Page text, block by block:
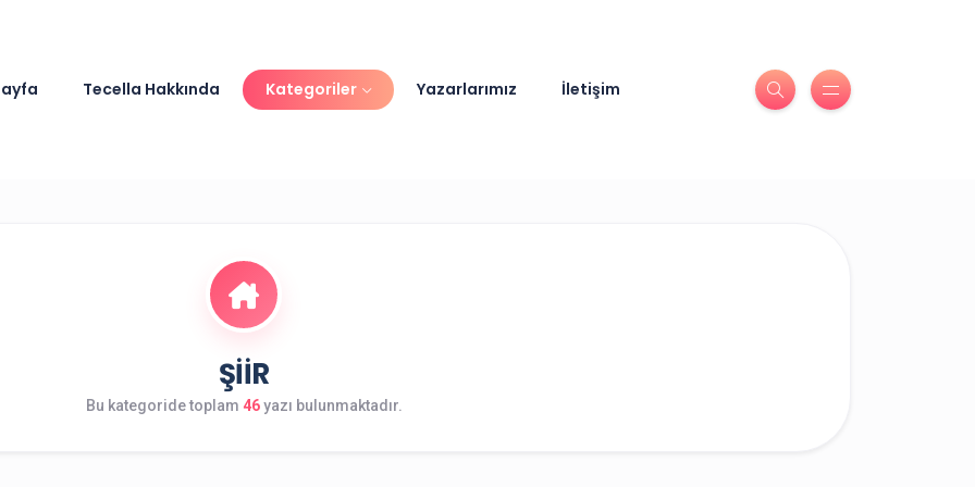
Tecella Hakkında Kategoriler Yazarlarımız İletişim
ŞIIR
Bu kategoride toplam 46yazı bulunmaktadır.